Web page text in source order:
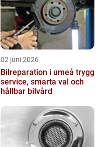
02 juni 2026
Bilreparation i umeå trygg
service, smarta val och
hållbar bilvård